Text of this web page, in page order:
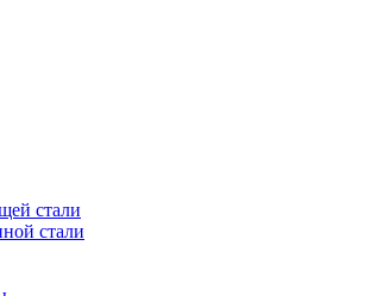
стали
стали